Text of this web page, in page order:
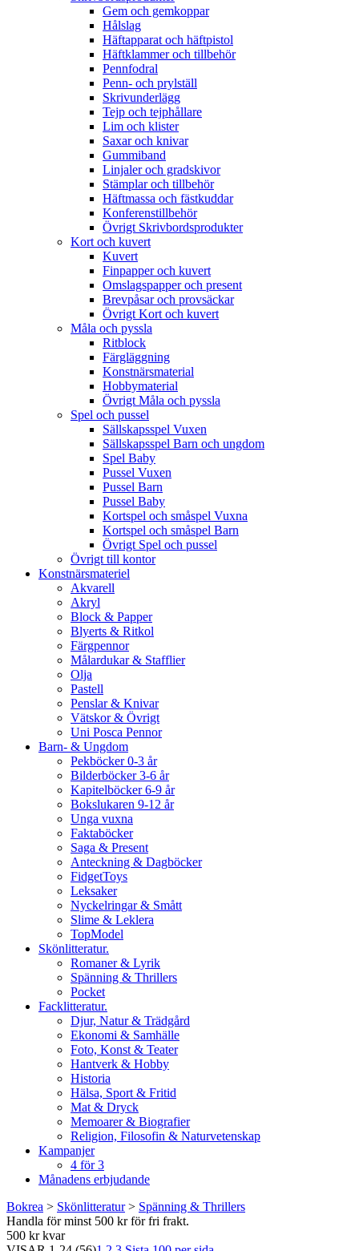
Gem och gemkoppar
Hålslag
Häftapparat och häftpistol
Häftklammer och tillbehör
Pennfodral
Penn- och prylställ
Skrivunderlägg
Tejp och tejphållare
Lim och klister
Saxar och knivar
Gummiband
Linjaler och gradskivor
Stämplar och tillbehör
Häftmassa och fästkuddar
Konferenstillbehör
Övrigt Skrivbordsprodukter
Kort och kuvert
Kuvert
Finpapper och kuvert
Omslagspapper och present
Brevpåsar och provsäckar
Övrigt Kort och kuvert
Måla och pyssla
Ritblock
Färgläggning
Konstnärsmaterial
Hobbymaterial
Övrigt Måla och pyssla
Spel och pussel
Sällskapsspel Vuxen
Sällskapsspel Barn och ungdom
Spel Baby
Pussel Vuxen
Pussel Barn
Pussel Baby
Kortspel och småspel Vuxna
Kortspel och småspel Barn
Övrigt Spel och pussel
Övrigt till kontor
Konstnärsmateriel
Akvarell
Akryl
Block & Papper
Blyerts & Ritkol
Färgpennor
Målardukar & Stafflier
Olja
Pastell
Penslar & Knivar
Vätskor & Övrigt
Uni Posca Pennor
Barn- & Ungdom
Pekböcker 0-3 år
Bilderböcker 3-6 år
Kapitelböcker 6-9 år
Bokslukaren 9-12 år
Unga vuxna
Faktaböcker
Saga & Present
Anteckning & Dagböcker
FidgetToys
Leksaker
Nyckelringar & Smått
Slime & Leklera
TopModel
Skönlitteratur.
Romaner & Lyrik
Spänning & Thrillers
Pocket
Facklitteratur.
Djur, Natur & Trädgård
Ekonomi & Samhälle
Foto, Konst & Teater
Hantverk & Hobby
Historia
Hälsa, Sport & Fritid
Mat & Dryck
Memoarer & Biografier
Religion, Filosofin & Naturvetenskap
Kampanjer
4 för 3
Månadens erbjudande
Bokrea > Skönlitteratur> Spänning & Thrillers
Handla för minst 500 kr för fri frakt.
500 kr kvar